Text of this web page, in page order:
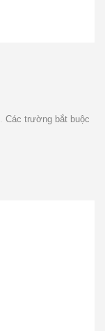
Các trường bắt buộc